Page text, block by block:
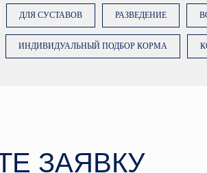
ДЛЯ СУСТАВОВ РАЗВЕДЕНИЕ
ИНДИВИДУАЛЬНЫЙ ПОДБОР КОРМА
сбалансированный
ЗАЯВКУ